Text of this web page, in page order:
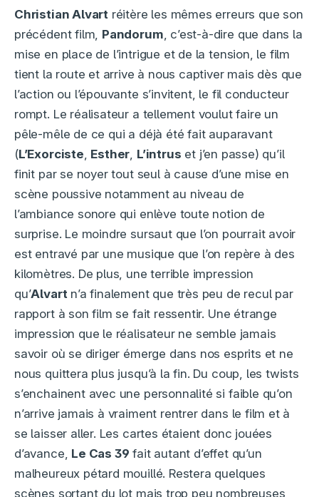
Christian Alvart réitère les mêmes erreurs que son
précédent film, Pandorum, c’est-à-dire que dans la
mise en place de l’intrigue et de la tension, le film
tient la route et arrive à nous captiver mais dès que
l’action ou l’épouvante s’invitent, le fil conducteur
rompt. Le réalisateur a tellement voulut faire un
pêle-mêle de ce qui a déjà été fait auparavant
(L’Exorciste, Esther, L’intrus et j’en passe) qu’il
finit par se noyer tout seul à cause d’une mise en
scène poussive notamment au niveau de
l’ambiance sonore qui enlève toute notion de
surprise. Le moindre sursaut que l’on pourrait avoir
est entravé par une musique que l’on repère à des
kilomètres. De plus, une terrible impression
qu’Alvartn’a finalement que très peu de recul par
rapport à son film se fait ressentir. Une étrange
impression que le réalisateur ne semble jamais
savoir où se diriger émerge dans nos esprits et ne
nous quittera plus jusqu’à la fin. Du coup, les twists
s’enchainent avec une personnalité si faible qu’on
n’arrive jamais à vraiment rentrer dans le film et à
se laisser aller. Les cartes étaient donc jouées
d’avance, Le Cas 39 fait autant d’effet qu’un
malheureux pétard mouillé. Restera quelques
scènes sortant du lot mais trop peu nombreuses